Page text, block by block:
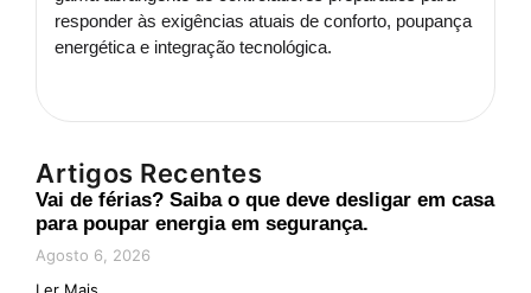
responder às exigências atuais de conforto, poupança
energética e integração tecnológica.
Artigos Recentes
Vai de férias? Saiba o que deve desligar em casa
para poupar energia em segurança.
Agosto 6, 2026